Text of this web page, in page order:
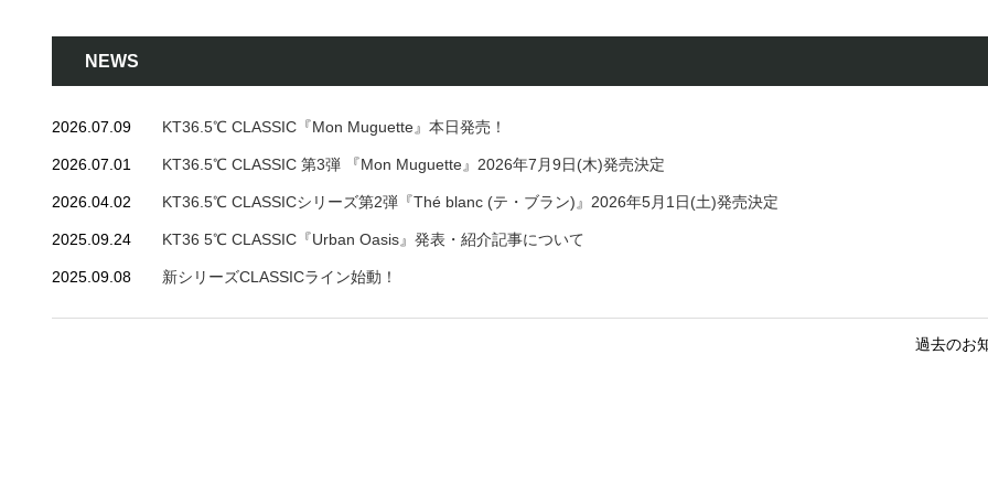
NEWS
2026.07.09 KT36.5℃ CLASSIC『Mon Muguette』本日発売！
2026.07.01 KT36.5℃ CLASSIC 第3弾 『Mon Muguette』2026年7月9日(木)発売決定
2026.04.02 KT36.5℃ CLASSICシリーズ第2弾『Thé blanc (テ・ブラン)』2026年5月1日(土)発売決定
2025.09.24 KT36 5℃ CLASSIC『Urban Oasis』発表・紹介記事について
2025.09.08 新シリーズCLASSICライン始動！
過去のお